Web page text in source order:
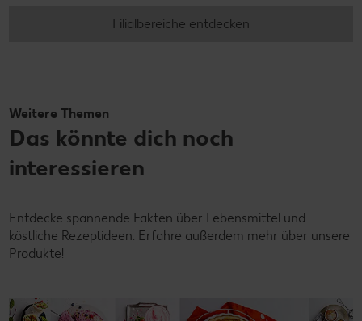
Filialbereiche entdecken
Weitere Themen
Das könnte dich noch
interessieren
Entdecke spannende Fakten über Lebensmittel und
köstliche Rezeptideen. Erfahre außerdem mehr über unsere
Produkte!